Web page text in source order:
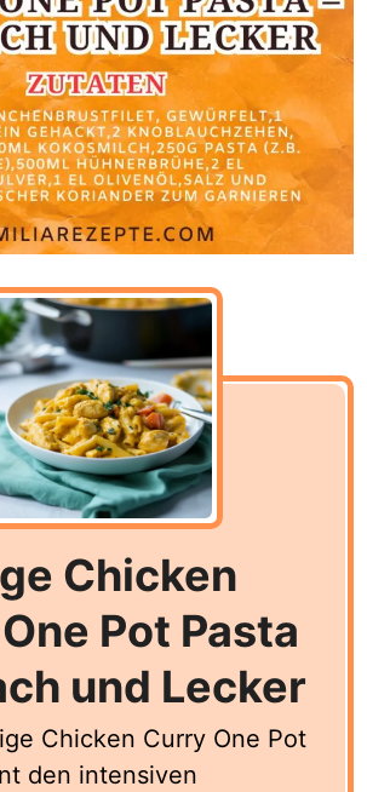
Chicken
Pot Pasta
und Lecker
Chicken Curry One Pot
den intensiven